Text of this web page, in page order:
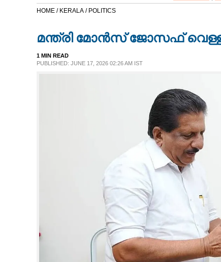
HOME / KERALA / POLITICS
മന്ത്രി മോൻസ് ജോസഫ്
1 MIN READ
PUBLISHED: JUNE 17, 2026 02:26 AM IST